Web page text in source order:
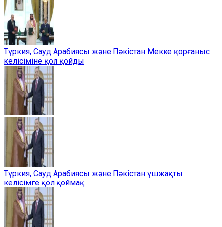
Түркия, Сауд Арабиясы және Пәкістан Мекке қорғаныс
келісіміне қол қойды
Түркия, Сауд Арабиясы және Пәкістан үшжақты
келісімге қол қоймақ